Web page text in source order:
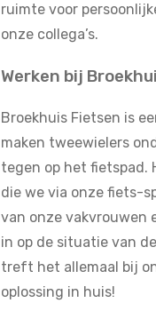
ruimte voor
onze collega’s.
Werken bij
Broekhuis Fietsen is
maken tweewielers
tegen op het fietspad.
die we via onze fiets-
van onze vakvrouwen
in op de situatie van
treft het allemaal bij
oplossing in huis!